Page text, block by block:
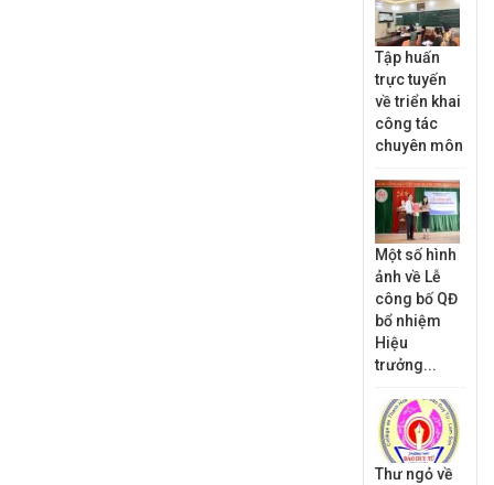
Tập huấn
trực tuyến
về triển khai
công tác
chuyên môn
Một số hình
ảnh về Lễ
công bố QĐ
bổ nhiệm
Hiệu
trưởng...
Thư ngỏ về